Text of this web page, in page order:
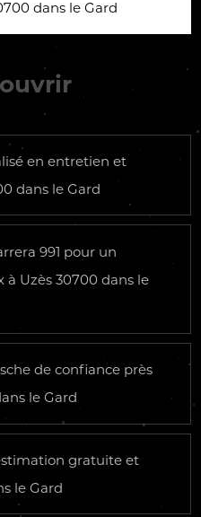
dans le Gard
en entretien et
dans le Gard
991 pour un
Uzès 30700 dans le
de confiance près
le Gard
gratuite et
le Gard